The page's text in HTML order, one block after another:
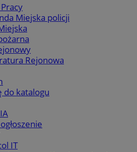
Miejska policji
Rejonowa
do katalogu
IT